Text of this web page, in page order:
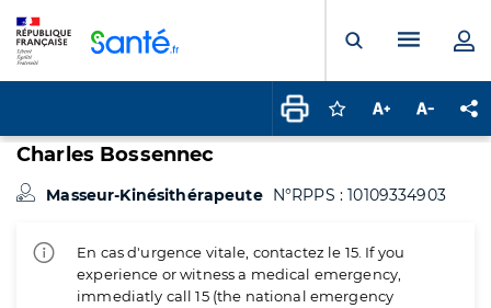
Ouvrir laMenu
Connectez-vous
Augmenter la
Charles Bossennec
Masseur-Kinésithérapeute N°RPPS : 10109334903
En cas d'urgence vitale, contactez le 15. If you
experience or witness a medical emergency,
immediatly call 15 (the national emergency